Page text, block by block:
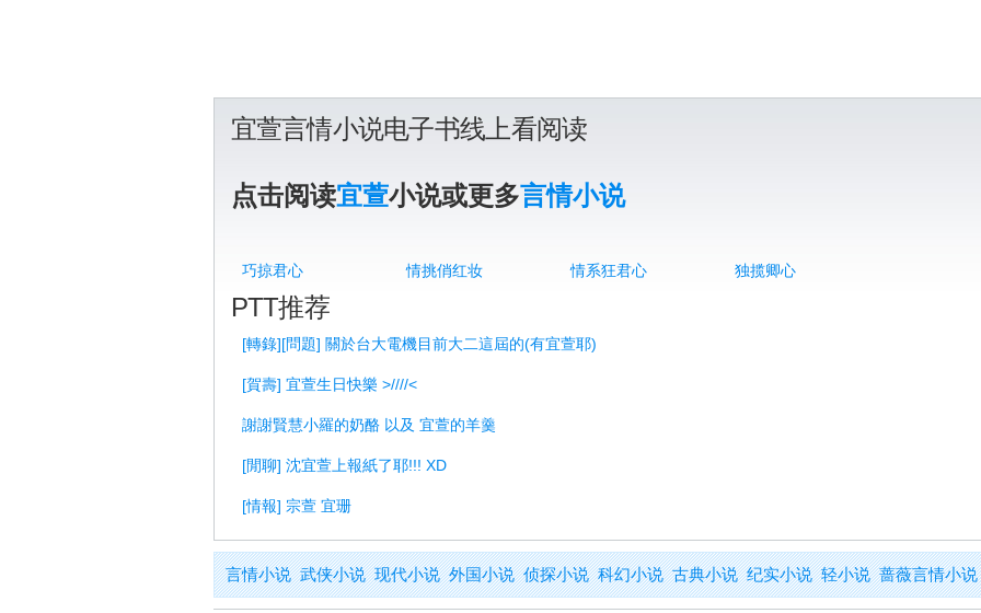
宜萱言情小说电子书线上看阅读
点击阅读宜萱小说或更多言情小说
巧掠君心 情挑俏红妆 情系狂君心 独揽卿心
PTT推荐
[轉錄][問題] 關於台大電機目前大二這屆的(有宜萱耶)
[賀壽] 宜萱生日快樂 >////<
謝謝賢慧小羅的奶酪 以及 宜萱的羊羹
[閒聊] 沈宜萱上報紙了耶!!! XD
[情報] 宗萱 宜珊
言情小说 武侠小说 现代小说 外国小说 侦探小说 科幻小说 古典小说 纪实小说 轻小说 蔷薇言情小说